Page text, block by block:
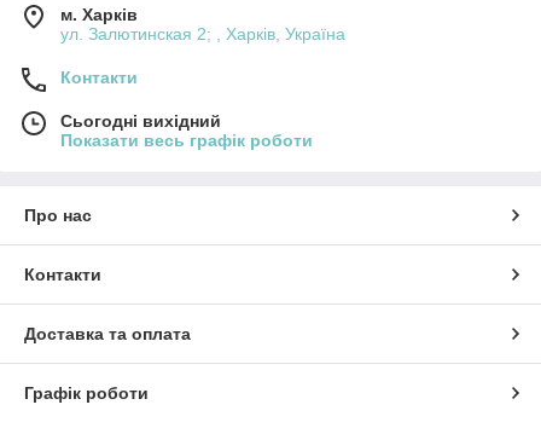
м. Харків
ул. Залютинская 2; , Харків, Україна
Контакти
Сьогодні вихідний
Показати весь графік роботи
Про нас
Контакти
Доставка та оплата
Графік роботи